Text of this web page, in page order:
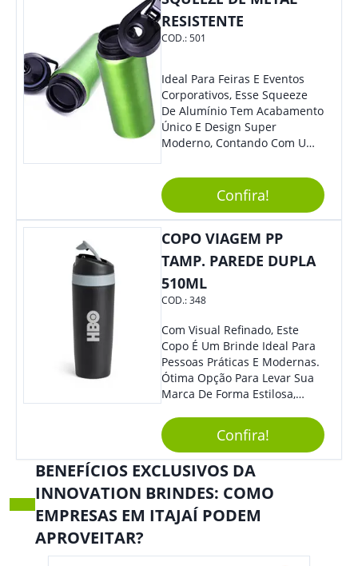
RESISTENTE
COD.:501
Ideal Para Feiras E Eventos
Corporativos, Esse Squeeze
De Alumínio Tem Acabamento
Único E Design Super
Moderno, Contando Com Uma
Permite Vazamentos. Sem
Dúvidas É Um Brinde Prático
Que Levará Sua Marca Com
Muito Estilo, Agradando À
Todos.
Confira!
COPO VIAGEM PP
TAMP. PAREDE DUPLA
510ML
COD.:348
Com Visual Refinado, Este
Copo É Um Brinde Ideal Para
Pessoas Práticas E Modernas.
Ótima Opção Para Levar Sua
Marca De Forma Estilosa,
Empresa Em Eventos,
Reuniões Corporativas Ou Até
Mesmo Para Presentear
Colaboradores.
Confira!
BENEFÍCIOS EXCLUSIVOS DA
INNOVATION BRINDES: COMO
EMPRESAS EM ITAJAÍ PODEM
APROVEITAR?